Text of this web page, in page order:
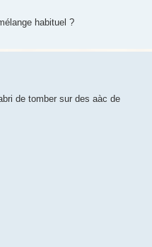
habituel ?
de tomber sur des aàc de